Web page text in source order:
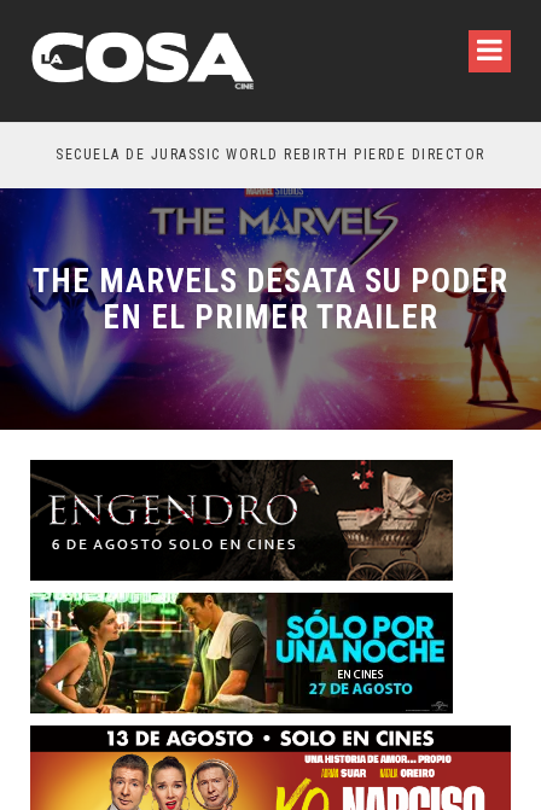
SECUELA DE JURASSIC WORLD REBIRTH PIERDE DIRECTOR
THE MARVELS DESATA SU PODER
EN EL PRIMER TRAILER